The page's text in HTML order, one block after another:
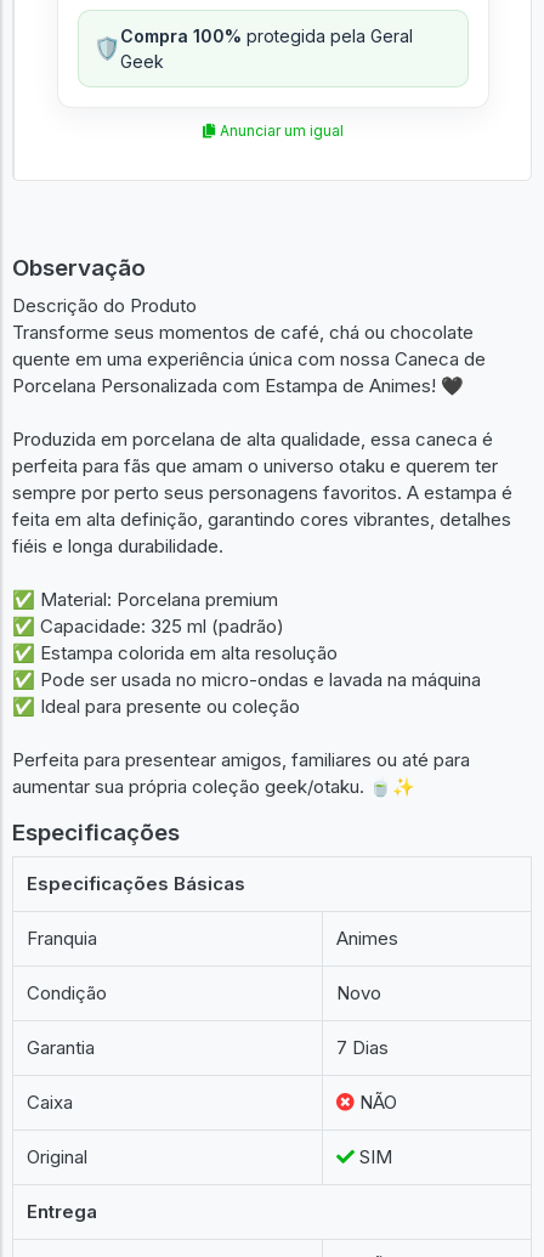
🛡️Compra 100% protegida pela Geral
Geek
Anunciar um igual
Observação
Descrição do Produto
Transforme seus momentos de café, chá ou chocolate
quente em uma experiência única com nossa Caneca de
Porcelana Personalizada com Estampa de Animes! 🖤
Produzida em porcelana de alta qualidade, essa caneca é
perfeita para fãs que amam o universo otaku e querem ter
sempre por perto seus personagens favoritos. A estampa é
feita em alta definição, garantindo cores vibrantes, detalhes
fiéis e longa durabilidade.
✅ Material: Porcelana premium
✅ Capacidade: 325 ml (padrão)
✅ Estampa colorida em alta resolução
✅ Pode ser usada no micro-ondas e lavada na máquina
✅ Ideal para presente ou coleção
Perfeita para presentear amigos, familiares ou até para
aumentar sua própria coleção geek/otaku. 🍵✨
Especificações
Especificações Básicas
Franquia Animes
Condição Novo
Garantia 7 Dias
Caixa NÃO
Original SIM
Entrega